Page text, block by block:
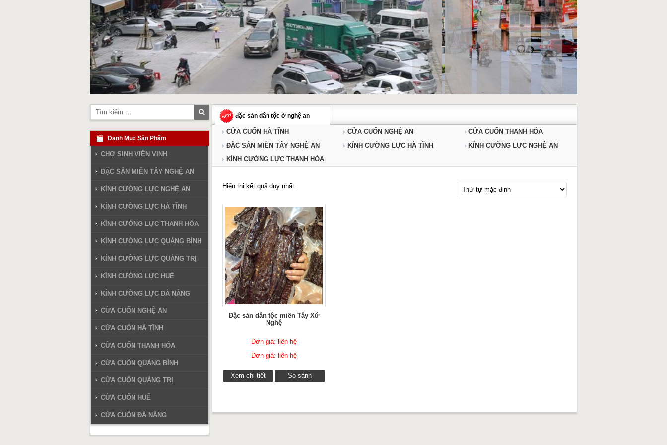
đặc sản dân tộc ở nghệ an
CỬA CUỐN HÀ TĨNH CỬA CUỐN NGHỆ AN
CỬA CUỐN THANH HÓA
ĐẶC SẢN MIỀN TÂY NGHỆ AN
KÍNH CƯỜNG LỰC HÀ TĨNH
KÍNH CƯỜNG LỰC NGHỆ AN
KÍNH CƯỜNG LỰC THANH HÓA
Hiển thị kết quả duy nhất
Đặc sản dân tộc miền Tây Xứ
Nghệ
Đơn giá: liên hệ
Đơn giá: liên hệ
Xem chi tiết So sánh
Tìm
kiếm
Danh Mục Sản Phẩm
CHỢ SINH VIÊN VINH
ĐẶC SẢN MIỀN TÂY NGHỆ AN
KÍNH CƯỜNG LỰC NGHỆ AN
KÍNH CƯỜNG LỰC HÀ TĨNH
KÍNH CƯỜNG LỰC THANH HÓA
KÍNH CƯỜNG LỰC QUẢNG BÌNH
KÍNH CƯỜNG LỰC QUẢNG TRỊ
KÍNH CƯỜNG LỰC HUẾ
KÍNH CƯỜNG LỰC ĐÀ NẴNG
CỬA CUỐN NGHỆ AN
CỬA CUỐN HÀ TĨNH
CỬA CUỐN THANH HÓA
CỬA CUỐN QUẢNG BÌNH
CỬA CUỐN QUẢNG TRỊ
CỬA CUỐN HUẾ
CỬA CUỐN ĐÀ NẴNG